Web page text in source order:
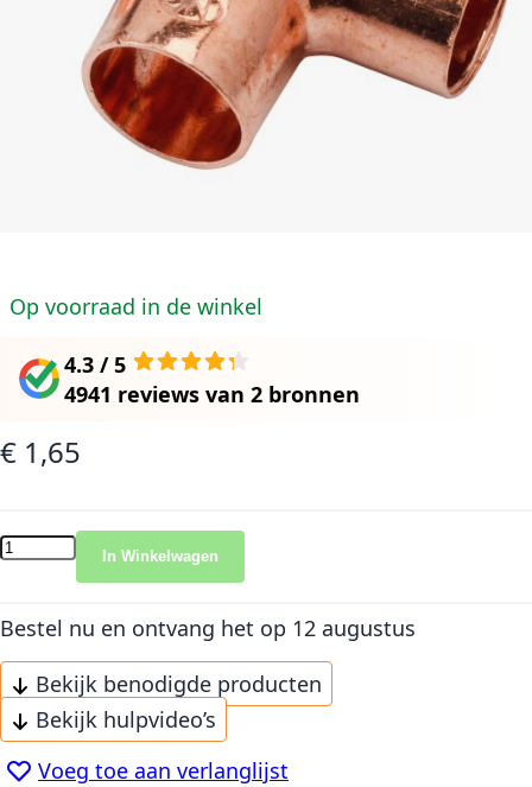
Op voorraad in de winkel
4.3 / 5
4941 reviews van 2 bronnen
€ 1,65
In Winkelwagen
Bestel nu en ontvang het op 12 augustus
Bekijk benodigde producten
Bekijk hulpvideo’s
Voeg toe aan verlanglijst